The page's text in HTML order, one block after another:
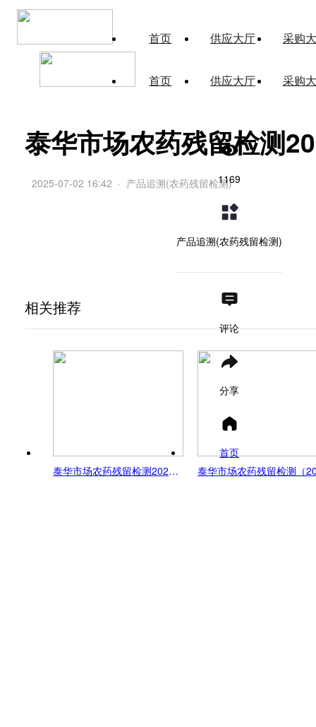
首页 供应大厅 采购
首页 供应大厅 采购
泰华市场农药残留检测
2025-07-02 16:42 · 产品追溯(农药残留检测)
相关推荐
泰华市场农药残留检测2025-2-25
1169
产品追溯(农药残留检测)
评论
分享
首页